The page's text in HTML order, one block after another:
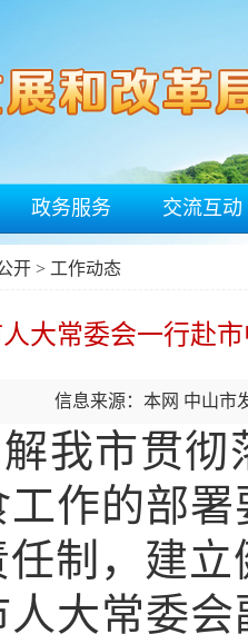
政务服务 交流互动
开 > 工作动态
大常委会一行赴
信息来源：本网 中山市
我市贯
作的部
制，建
人大常委